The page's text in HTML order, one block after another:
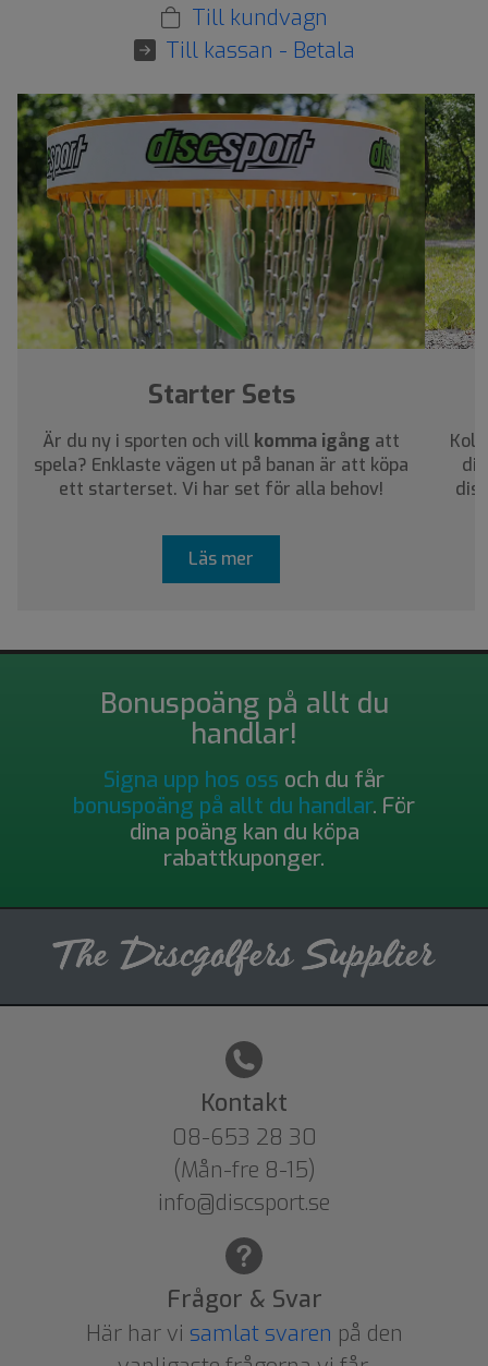
Till kundvagn
Till kassan - Betala
›
Starter Sets
Är du ny i sporten och vill komma igång att
spela? Enklaste vägen ut på banan är att köpa
ett starterset. Vi har set för alla behov!
Läs mer
Bonuspoäng på allt du
handlar!
Signa upp hos oss och du får
bonuspoäng på allt du handlar. För
dina poäng kan du köpa
rabattkuponger.
Kontakt
08-653 28 30
(Mån-fre 8-15)
info@discsport.se
Frågor & Svar
Här har vi samlat svaren på den